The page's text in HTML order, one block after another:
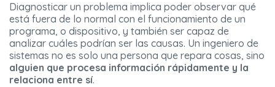
Diagnosticar un problema implica poder observar qué
está fuera de lo normal con el funcionamiento de un
programa, o dispositivo, y también ser capaz de
analizar cuáles podrían ser las causas. Un ingeniero de
sistemas no es solo una persona que repara cosas, sino
alguien que procesa información rápidamente y la
relaciona entre sí.